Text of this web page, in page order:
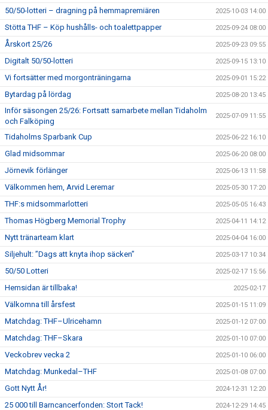
50/50-lotteri – dragning på hemmapremiären 2025-10-03 14:00
Stötta THF – Köp hushålls- och toalettpapper 2025-09-24 08:00
Årskort 25/26 2025-09-23 09:55
Digitalt 50/50-lotteri 2025-09-15 13:10
Vi fortsätter med morgonträningarna 2025-09-01 15:22
Bytardag på lördag 2025-08-20 13:45
Inför säsongen 25/26: Fortsatt samarbete mellan Tidaholm
och Falköping
2025-07-09 11:55
Tidaholms Sparbank Cup 2025-06-22 16:10
Glad midsommar 2025-06-20 08:00
Jörnevik förlänger 2025-06-13 11:58
Välkommen hem, Arvid Leremar 2025-05-30 17:20
THF:s midsommarlotteri 2025-05-05 16:43
Thomas Högberg Memorial Trophy 2025-04-11 14:12
Nytt tränarteam klart 2025-04-04 16:00
Siljehult: ”Dags att knyta ihop säcken” 2025-03-17 10:34
50/50 Lotteri 2025-02-17 15:56
Hemsidan är tillbaka! 2025-02-17
Välkomna till årsfest 2025-01-15 11:09
Matchdag: THF–Ulricehamn 2025-01-12 07:00
Matchdag: THF–Skara 2025-01-10 07:00
Veckobrev vecka 2 2025-01-10 06:00
Matchdag: Munkedal–THF 2025-01-08 07:00
Gott Nytt År! 2024-12-31 12:20
25 000 till Barncancerfonden: Stort Tack! 2024-12-29 14:45